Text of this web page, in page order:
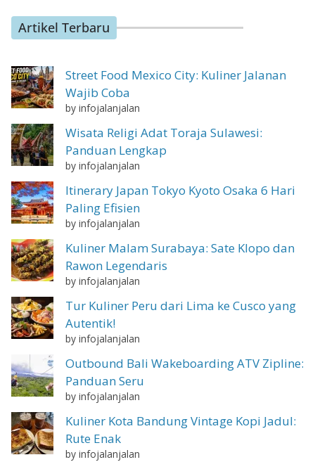
Artikel Terbaru
Street Food Mexico City: Kuliner Jalanan
Wajib Coba
by infojalanjalan
Wisata Religi Adat Toraja Sulawesi:
Panduan Lengkap
by infojalanjalan
Itinerary Japan Tokyo Kyoto Osaka 6 Hari
Paling Efisien
by infojalanjalan
Kuliner Malam Surabaya: Sate Klopo dan
Rawon Legendaris
by infojalanjalan
Tur Kuliner Peru dari Lima ke Cusco yang
Autentik!
by infojalanjalan
Outbound Bali Wakeboarding ATV Zipline:
Panduan Seru
by infojalanjalan
Kuliner Kota Bandung Vintage Kopi Jadul:
Rute Enak
by infojalanjalan